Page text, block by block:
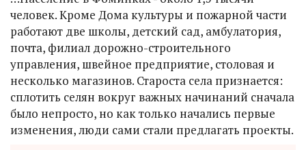
человек. Кроме Дома культуры и пожарной части
работают две школы, детский сад, амбулатория,
почта, филиал дорожно-строительного
управления, швейное предприятие, столовая и
несколько магазинов. Староста села признается:
сплотить селян вокруг важных начинаний сначала
было непросто, но как только начались первые
изменения, люди сами стали предлагать проекты.